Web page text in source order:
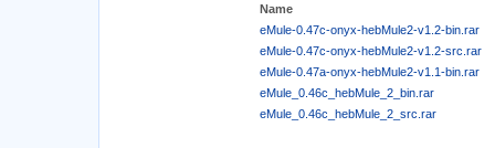
Name
eMule-0.47c-onyx-hebMule2-v1.2-bin.rar
eMule-0.47c-onyx-hebMule2-v1.2-src.rar
eMule-0.47a-onyx-hebMule2-v1.1-bin.rar
eMule_0.46c_hebMule_2_bin.rar
eMule_0.46c_hebMule_2_src.rar